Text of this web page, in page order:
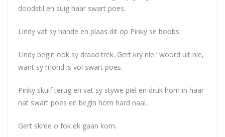
doodstil en suig haar swart poes.
Lindy vat sy hande en plaas dit op Pinky se boobs.
Lindy begin ook sy draad trek. Gert kry nie ‘ woord uit nie,
want sy mond is vol swart poes.
Pinky skuif terug en vat sy stywe piel en druk hom in haar
nat swart poes en begin hom hard naai.
Gert skree o fok ek gaan kom.